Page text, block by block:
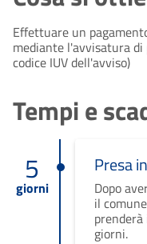
Effettuare un
mediante l'avvisatura
codice IUV dell'avviso)
Tempi e
5
giorni
Presa
Dopo
il
giorni.